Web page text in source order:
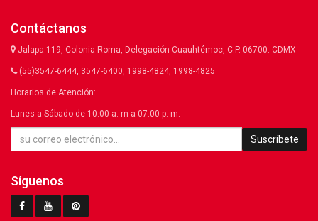
Contáctanos
Jalapa 119, Colonia Roma, Delegación Cuauhtémoc, C.P. 06700. CDMX
(55)3547-6444, 3547-6400, 1998-4824, 1998-4825
Horarios de Atención:
Lunes a Sábado de 10:00 a. m a 07:00 p. m.
Suscríbete
Síguenos